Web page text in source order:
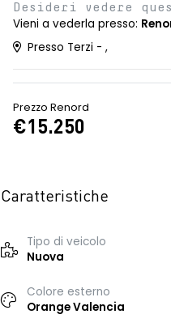
Desideri vedere
Vieni a vederla presso:
Presso Terzi - ,
Prezzo Renord
€15.250
Caratteristiche
Tipo di veicolo
Nuova
Colore esterno
Orange Valencia